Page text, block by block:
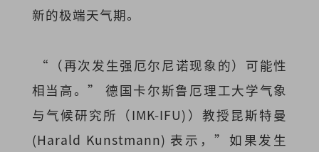
新的极端天气期。
“（再次发生强厄尔尼诺现象的）可能性
相当高。” 德国卡尔斯鲁厄理工大学气象
与气候研究所（IMK-IFU)）教授昆斯特曼
(Harald Kunstmann) 表示，”如果发生